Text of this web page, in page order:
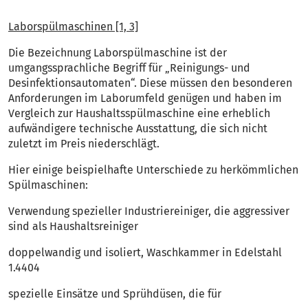
Laborspülmaschinen [1, 3]
Die Bezeichnung Laborspülmaschine ist der
umgangssprachliche Begriff für „Reinigungs- und
Desinfektionsautomaten“. Diese müssen den besonderen
Anforderungen im Laborumfeld genügen und haben im
Vergleich zur Haushaltsspülmaschine eine erheblich
aufwändigere technische Ausstattung, die sich nicht
zuletzt im Preis niederschlägt.
Hier einige beispielhafte Unterschiede zu herkömmlichen
Spülmaschinen:
Verwendung spezieller Industriereiniger, die aggressiver
sind als Haushaltsreiniger
doppelwandig und isoliert, Waschkammer in Edelstahl
1.4404
spezielle Einsätze und Sprühdüsen, die für